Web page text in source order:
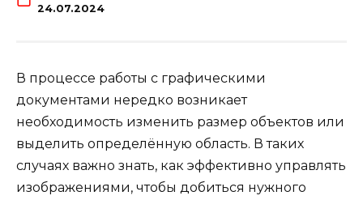
24.07.2024
В процессе работы с графическими
документами нередко возникает
необходимость изменить размер объектов или
выделить определённую область. В таких
случаях важно знать, как эффективно управлять
изображениями, чтобы добиться нужного